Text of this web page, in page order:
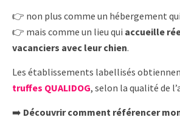
👉 non plus comme un hébergement
👉 mais comme un lieu qui accueille
vacanciers avec leur chien.
Les établissements labellisés
truffes QUALIDOG, selon la qualité de
➡️ Découvrir comment référencer